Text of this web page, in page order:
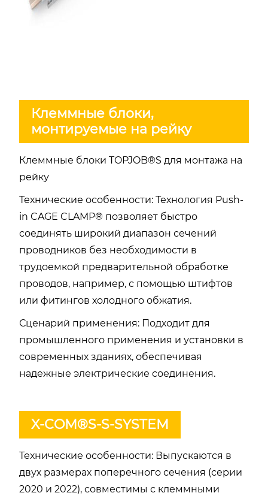
Клеммные блоки,
монтируемые на рейку
Клеммные блоки TOPJOB®S для монтажа на
рейку
Технические особенности: Технология Push-
in CAGE CLAMP® позволяет быстро
соединять широкий диапазон сечений
проводников без необходимости в
трудоемкой предварительной обработке
проводов, например, с помощью штифтов
или фитингов холодного обжатия.
Сценарий применения: Подходит для
промышленного применения и установки в
современных зданиях, обеспечивая
надежные электрические соединения.
X-COM®S-S-SYSTEM
Технические особенности: Выпускаются в
двух размерах поперечного сечения (серии
2020 и 2022), совместимы с клеммными